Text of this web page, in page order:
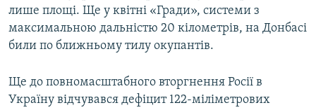
лише площі. Ще у квітні «Гради», системи з
максимальною дальністю 20 кілометрів, на Донбасі
били по ближньому тилу окупантів.
Ще до повномасштабного вторгнення Росії в
Україну відчувався дефіцит 122-міліметрових